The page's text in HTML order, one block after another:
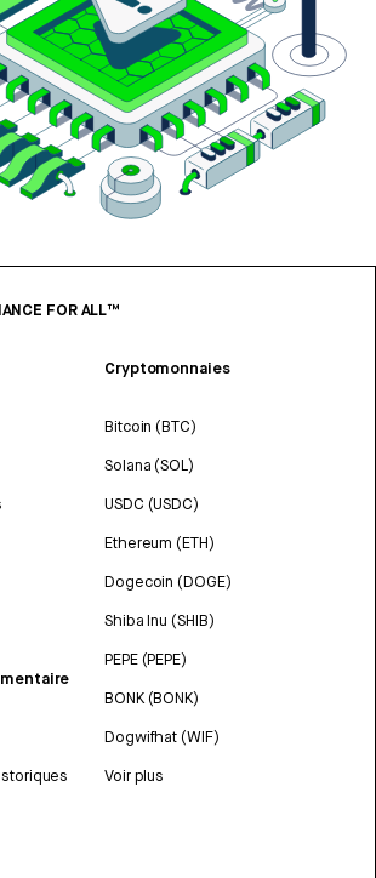
FOR ALL™
Cryptomonnaies
Bitcoin (BTC)
Solana (SOL)
USDC (USDC)
Ethereum (ETH)
Dogecoin (DOGE)
Shiba Inu (SHIB)
PEPE (PEPE)
BONK (BONK)
Dogwifhat (WIF)
Voir plus